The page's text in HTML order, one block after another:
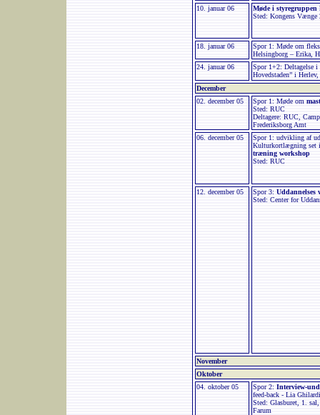
10. januar 06
Møde i styregruppen
Sted: Kongens
18. januar 06
Spor 1: Møde om
Helsingborg – Erika,
24. januar 06
Spor 1+2: Deltagelse i
Hovedstaden” i
December
02. december 05
Spor 1: Møde om
Sted: RUC
Deltagere: RUC,
Frederiksborg Amt
06. december 05
Spor 1: udvikling af
Kulturkortlægning set
træning workshop
Sted: RUC
12. december 05 Spor 3:
Sted: Center for
November
Oktober
04. oktober 05
Spor 2:Interview-
feed-back - Lia
Sted: Glasburet, 1.
Farum